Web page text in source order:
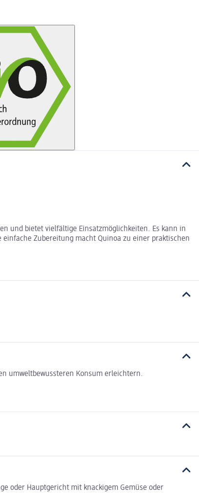
und bietet vielfältige Einsatzmöglichkeiten. Es kann in
Zubereitung macht Quinoa zu einer praktischen
umweltbewussteren Konsum erleichtern.
oder Hauptgericht mit knackigem Gemüse oder